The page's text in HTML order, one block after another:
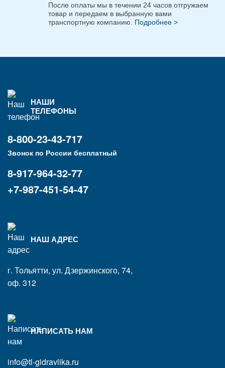
После оплаты мы в течении 24 часов отгружаем
товар и передаем в выбранную вами
транспортную компанию. Подробнее >
НАШИ
ТЕЛЕФОНЫ
8-800-23-43-717
Звонок по России бесплатный
8-917-964-32-77
+7-987-451-54-47
НАШ АДРЕС
г. Тольятти, ул. Дзержинского, 74,
оф. 312
НАПИСАТЬ НАМ
info@tl-gidravlika.ru